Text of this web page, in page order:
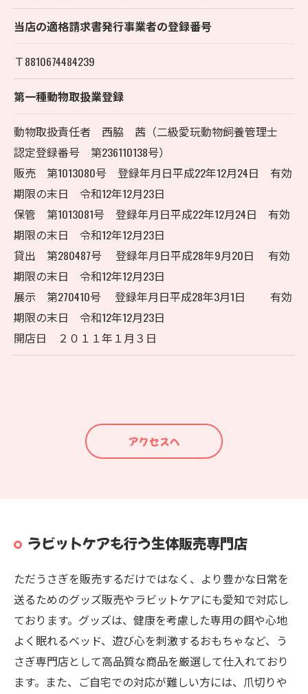
当店の適格請求書発行事業者の登録番号
Ｔ8810674484239
第一種動物取扱業登録
動物取扱責任者 西脇 茜（二級愛玩動物飼養管理士
認定登録番号 第236110138号）
販売 第1013080号 登録年月日平成22年12月24日 有効
期限の末日 令和12年12月23日
保管 第1013081号 登録年月日平成22年12月24日 有効
期限の末日 令和12年12月23日
貸出 第280487号 登録年月日平成28年9月20日 有効
期限の末日 令和12年12月23日
展示 第270410号 登録年月日平成28年3月1日 有効
期限の末日 令和12年12月23日
開店日 ２０１１年１月３日
アクセスへ
ラビットケアも行う生体販売専門店
ただうさぎを販売するだけではなく、より豊かな日常を
送るためのグッズ販売やラビットケアにも愛知で対応し
ております。グッズは、健康を考慮した専用の餌や心地
よく眠れるベッド、遊び心を刺激するおもちゃなど、う
さぎ専門店として高品質な商品を厳選して仕入れており
ます。また、ご自宅での対応が難しい方には、爪切りや